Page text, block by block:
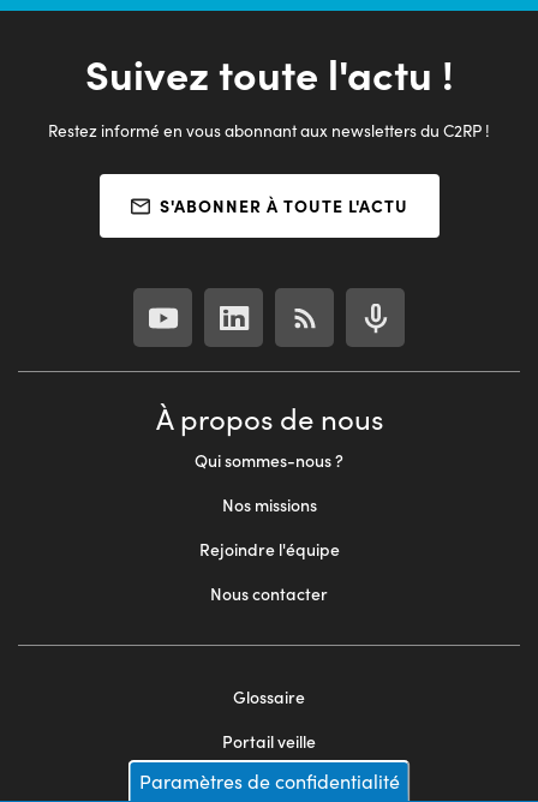
24/10/2022 | 7 mins 24/01/2022 | 28 mins
Suivez toute l'actu !
Restez informé en vous abonnant aux newsletters du C2RP !
S'ABONNER À TOUTE L'ACTU
À propos de nous
Qui sommes-nous ?
Nos missions
Rejoindre l'équipe
Nous contacter
Glossaire
Portail veille
Mentions légales
Paramètres de confidentialité